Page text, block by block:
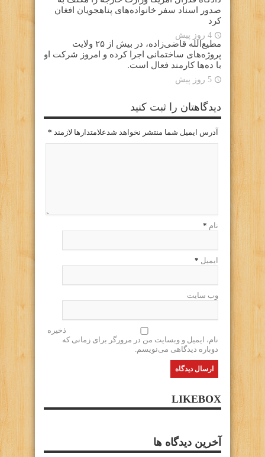
صدور اسناد سفر خانواده‌های پناهجویان افغان
کرد
4 روز پیش
مطیع‌الله قاضی‌زاده، در بیش از ۲۵ ولایت
پروژه‌های ساختمانی اجرا کرده و امروز شرکت او
با ده‌ها کارمند فعال است.
5 روز پیش
دیدگاهتان را ثبت کنید
آدرس ایمیل شما منتشر نخواهد شدعلامتدارها لازمند *
نام *
ایمیل *
وب سایت
ذخیره
نام، ایمیل و وبسایت من در مرورگر برای زمانی که
دوباره دیدگاهی می‌نویسم.
LIKEBOX
آخرین دیدگاه ها